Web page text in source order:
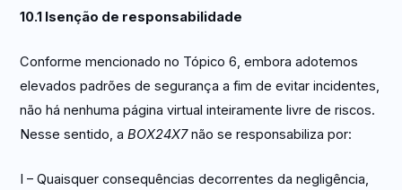
10.1 Isenção de responsabilidade
Conforme mencionado no Tópico 6, embora adotemos
elevados padrões de segurança a fim de evitar incidentes,
não há nenhuma página virtual inteiramente livre de riscos.
Nesse sentido, aBOX24X7não se responsabiliza por:
I – Quaisquer consequências decorrentes da negligência,